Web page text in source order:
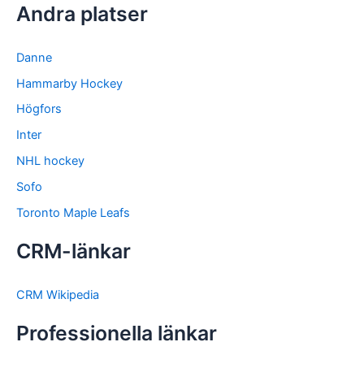
Andra platser
Danne
Hammarby Hockey
Högfors
Inter
NHL hockey
Sofo
Toronto Maple Leafs
CRM-länkar
CRM Wikipedia
Professionella länkar